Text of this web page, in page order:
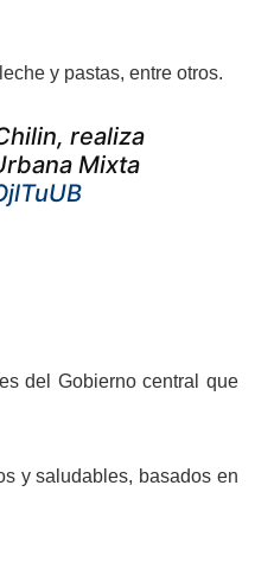
y pastas, entre otros.
realiza
Mixta
del Gobierno central que
y saludables, basados en